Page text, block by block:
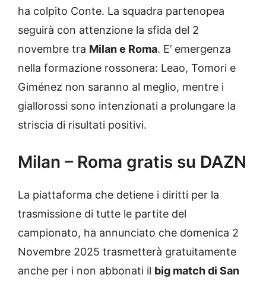
ha colpito Conte. La squadra partenopea
seguirà con attenzione la sfida del 2
novembre tra Milan e Roma. E’ emergenza
nella formazione rossonera: Leao, Tomori e
Giménez non saranno al meglio, mentre i
giallorossi sono intenzionati a prolungare la
striscia di risultati positivi.
Milan – Roma gratis su DAZN
La piattaforma che detiene i diritti per la
trasmissione di tutte le partite del
campionato, ha annunciato che domenica 2
Novembre 2025 trasmetterà gratuitamente
anche per i non abbonati il big match di San